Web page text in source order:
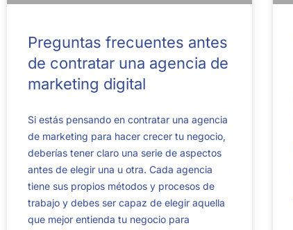
Preguntas frecuentes antes
de contratar una agencia de
marketing digital
Si estás pensando en contratar una agencia
de marketing para hacer crecer tu negocio,
deberías tener claro una serie de aspectos
antes de elegir una u otra. Cada agencia
tiene sus propios métodos y procesos de
trabajo y debes ser capaz de elegir aquella
que mejor entienda tu negocio para